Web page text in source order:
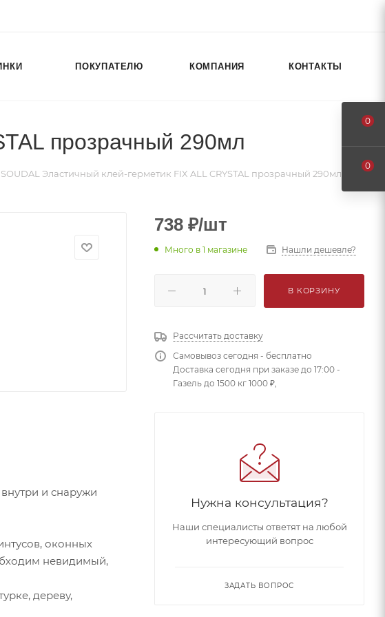
ПОКУПАТЕЛЮ КОМПАНИЯ КОНТАКТЫ
прозрачный 290мл
SOUDAL Эластичный клей-герметик FIX ALL CRYSTAL прозрачный 290мл
и снаружи
оконных
невидимый,
дереву,
738 ₽/шт
Много в 1 магазине Нашли дешевле?
В КОРЗИНУ
Рассчитать доставку
Самовывоз сегодня - бесплатно
Доставка сегодня при заказе до 17:00 -
Газель до 1500 кг 1000 ₽,
Нужна консультация?
Наши специалисты ответят на любой
интересующий вопрос
ЗАДАТЬ ВОПРОС
0
0